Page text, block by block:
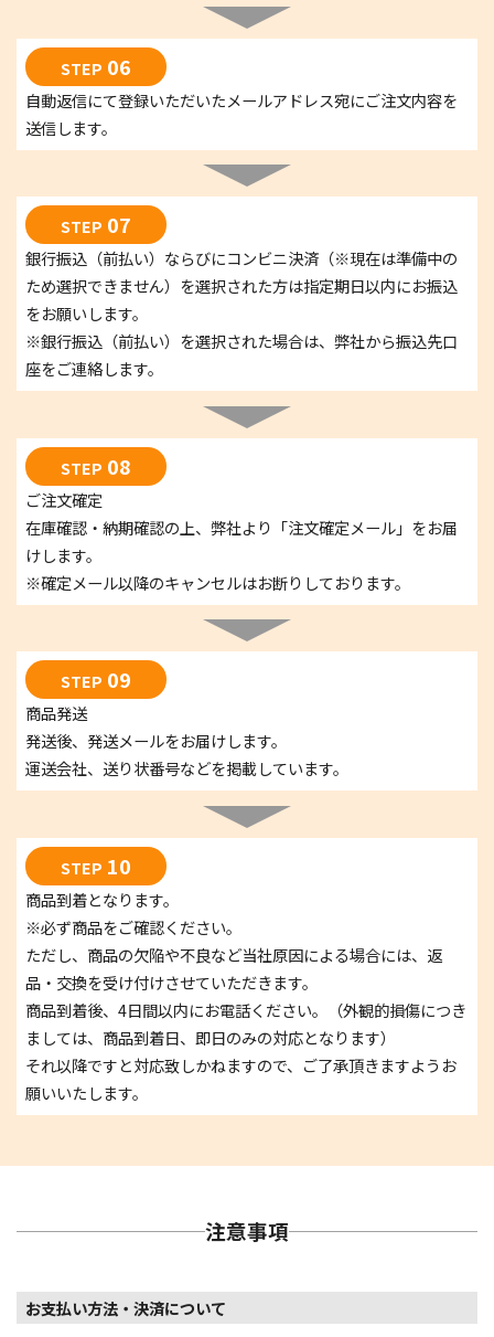
STEP 06
自動返信にて登録いただいたメールアドレス宛にご注文内容を
送信します。
STEP 07
銀行振込（前払い）ならびにコンビニ決済（※現在は準備中の
ため選択できません）を選択された方は指定期日以内にお振込
をお願いします。
※銀行振込（前払い）を選択された場合は、弊社から振込先口
座をご連絡します。
STEP 08
ご注文確定
在庫確認・納期確認の上、弊社より「注文確定メール」をお届
けします。
※確定メール以降のキャンセルはお断りしております。
STEP 09
商品発送
発送後、発送メールをお届けします。
運送会社、送り状番号などを掲載しています。
STEP 10
商品到着となります。
※必ず商品をご確認ください。
ただし、商品の欠陥や不良など当社原因による場合には、返
品・交換を受け付けさせていただきます。
商品到着後、4日間以内にお電話ください。（外観的損傷につき
ましては、商品到着日、即日のみの対応となります）
それ以降ですと対応致しかねますので、ご了承頂きますようお
願いいたします。
注意事項
お支払い方法・決済について